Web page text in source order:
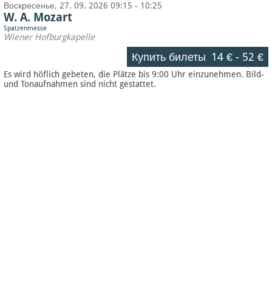
Воскресенье, 27. 09. 2026 09:15 - 10:25
W. A. Mozart
Spatzenmesse
Wiener Hofburgkapelle
Купить билеты 14 €- 52 €
Es wird höflich gebeten, die Plätze bis 9:00 Uhr einzunehmen. Bild-
und Tonaufnahmen sind nicht gestattet.